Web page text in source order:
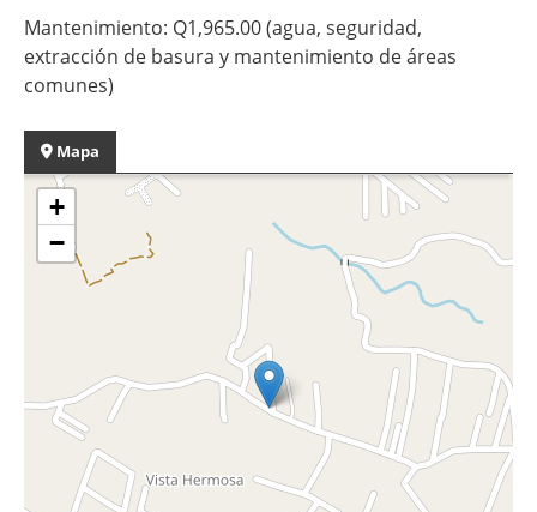
Mantenimiento: Q1,965.00 (agua, seguridad,
extracción de basura y mantenimiento de áreas
comunes)
Mapa
+
−